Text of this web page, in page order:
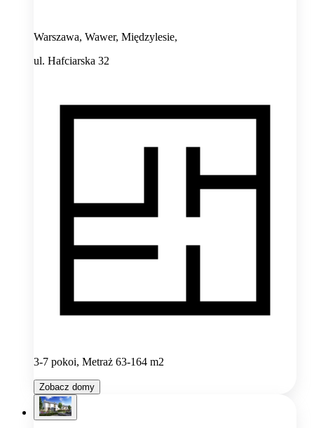
Warszawa, Wawer, Międzylesie,
ul. Hafciarska 32
3-7 pokoi, Metraż 63-164 m2
Zobacz domy